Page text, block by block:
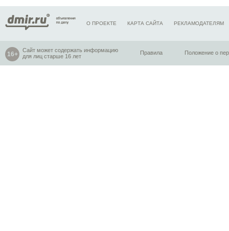
О ПРОЕКТЕ КАРТА САЙТА РЕКЛАМОДАТЕЛЯМ
Сайт может содержать информацию
для лиц старше 16 лет
Правила Положение о